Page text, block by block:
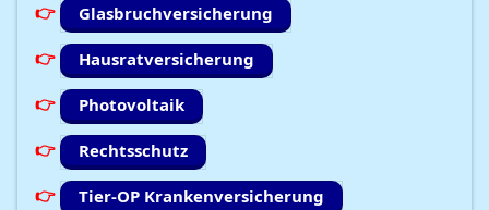
Glasbruchversicherung
Hausratversicherung
Photovoltaik
Rechtsschutz
Tier-OP Krankenversicherung